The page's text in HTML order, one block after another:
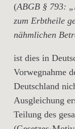
(ABGB § 793:
zum Erbtheile
nähmlichen
ist dies in
Vorwegnahme
Deutschland
Ausgleichung
Teilung des